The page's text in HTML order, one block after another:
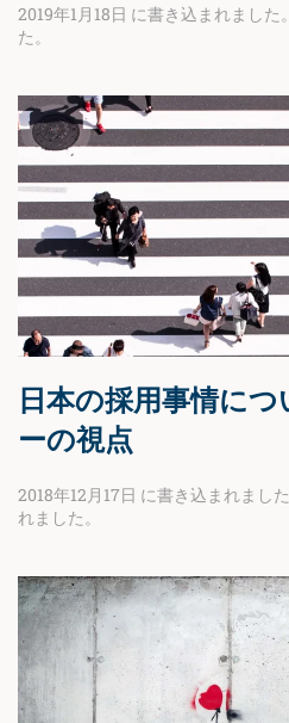
2019年1月18日 に書き込まれました。
た。
日本の採用事情に
ーの視点
2018年12月17日 に書き込まれました
れました。